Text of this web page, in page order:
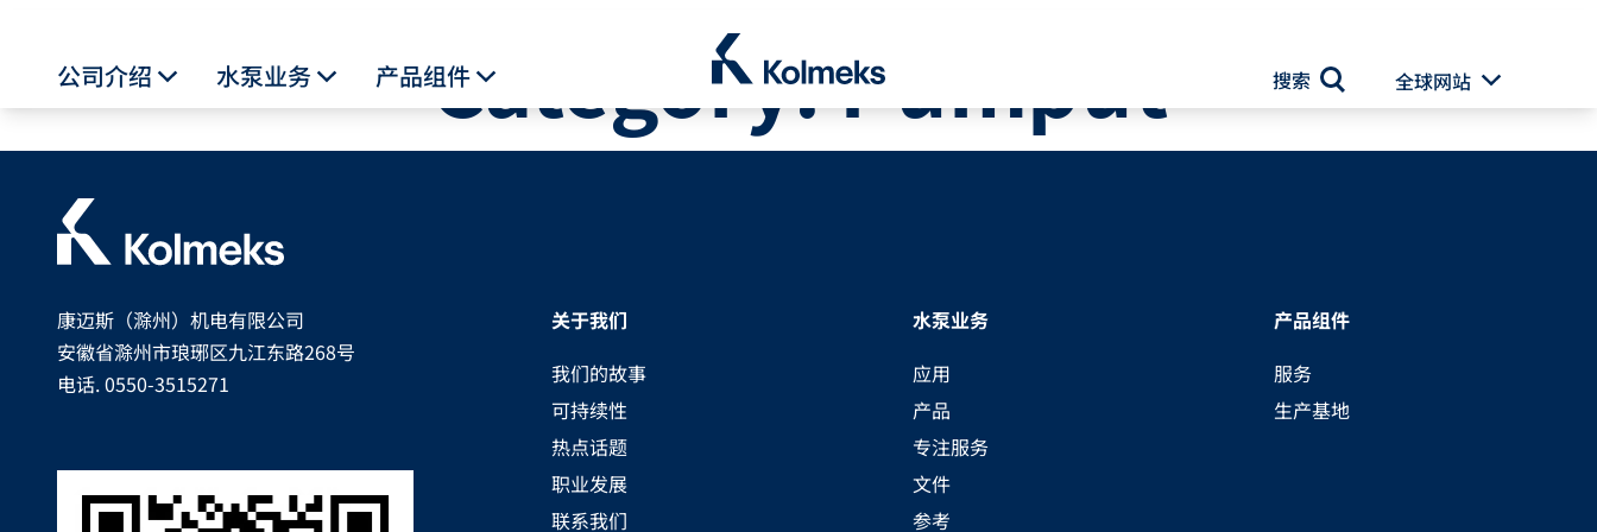
公司介绍 Toggle Dropdown
水泵业务 Toggle Dropdown
产品组件Toggle Dropdown
搜索
搜索 全球网站 Toggle
Category:Pumput
康迈斯（滁州）机电有限公司
安徽省滁州市琅琊区九江东路268号
电话. 0550-3515271
关于我们
我们的故事
可持续性
热点话题
职业发展
联系我们
水泵业务
应用
产品
专注服务
文件
参考
产品组件
服务
生产基地